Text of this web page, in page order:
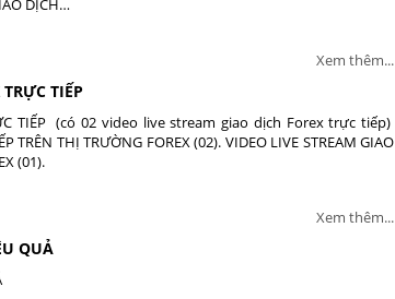
DỊCH…
Xem thêm...
TIẾP
TIẾP (có 02 video live stream giao dịch Forex trực tiếp)
TRÊN THỊ TRƯỜNG FOREX (02). VIDEO LIVE STREAM GIAO
(01).
Xem thêm...
QUẢ